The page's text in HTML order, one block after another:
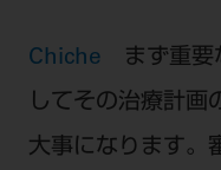
Chiche
まず重要
してその治療計画
大事になります。